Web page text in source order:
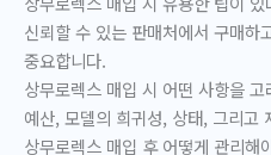
신뢰할 수 있는 판매처에서 구매하
중요합니다.
상무로렉스 매입 시 어떤 사항을 고
예산, 모델의 희귀성, 상태, 그리고
상무로렉스 매입 후 어떻게 관리해